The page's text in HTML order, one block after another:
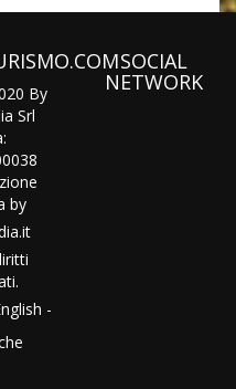
By
Srl
by
.it
-
SOCIAL
NETWORK